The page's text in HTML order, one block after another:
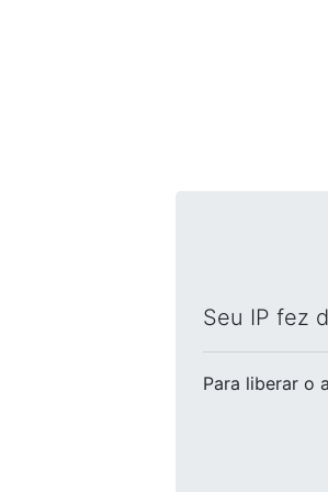
Seu IP fez
Para liberar o